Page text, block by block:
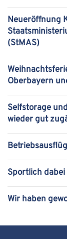
Neueröffnung
(StMAS)
Oberbayern
Selfstorage
wieder gut
Sportlich dabei
Wir haben